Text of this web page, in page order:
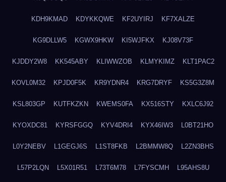
KDH9KMAD KDYKKQWE KF2UYIRJ KF7XALZE
KG9DLLW5 KGWX9HKW KI5WJFKX KJ08V73F
KJDDY2W8 KK545ABY KLIWWZOB KLMYKIMZ KLT1PAC2
KOVL0M32 KPJD0F5K KR9YDNR4 KRG7DRYF KS5G3Z8M
KSL803GP KUTFKZKN KWEMS0FA KX516STY KXLC6J92
KYOXDC81 KYRSFGGQ KYV4DRI4 KYX46IW3 L0BT21HO
L0Y2NEBV L1GEGJ6S L1ST8FKB L2BMMW8Q L2ZN3BHS
L57P2LQN L5X01R51 L73T6M78 L7FYSCMH L95AHS8U